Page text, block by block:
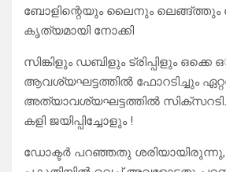
ബോളിന്റെയും ലൈനും ലെങ്ങ്ത്തും
കൃത്യമായി നോക്കി
സിങ്കിളും ഡബിളും ട്രിപ്പിളും
ആവശ്യഘട്ടത്തിൽ ഫോറടിച്ചും
അത്യാവശ്യഘട്ടത്തിൽ
കളി ജയിപ്പിച്ചോളും !
ഡോക്ടർ പറഞ്ഞതു